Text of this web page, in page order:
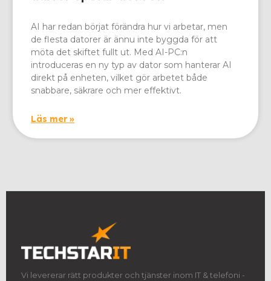
AI har redan börjat förändra hur vi arbetar, men
de flesta datorer är ännu inte byggda för att
möta det skiftet fullt ut. Med AI-PC:n
introduceras en ny typ av dator som hanterar AI
direkt på enheten, vilket gör arbetet både
snabbare, säkrare och mer effektivt.
Läs mer »
Vi levererar rätt produkter och tjänster inom IT & telefoni -